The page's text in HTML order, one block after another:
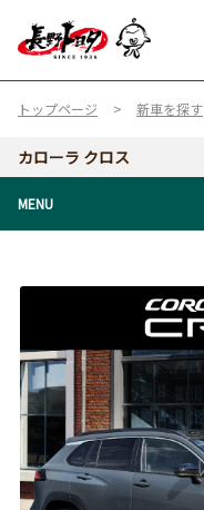
トップページ 新車を探す
カローラ クロス
MENU